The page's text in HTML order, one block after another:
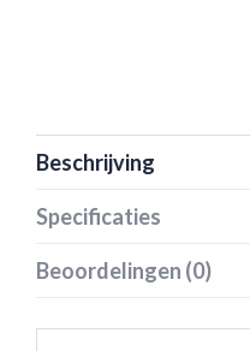
Beschrijving
Specificaties
Beoordelingen (0)